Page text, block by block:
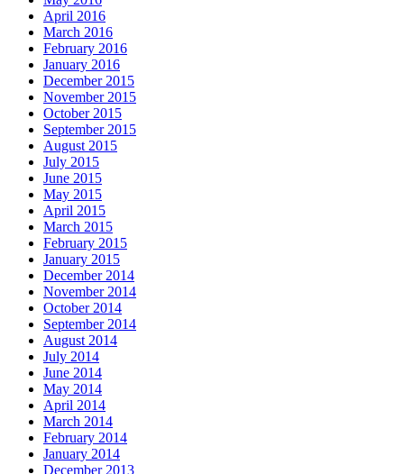
April 2016
March 2016
February 2016
January 2016
December 2015
November 2015
October 2015
September 2015
August 2015
July 2015
June 2015
May 2015
April 2015
March 2015
February 2015
January 2015
December 2014
November 2014
October 2014
September 2014
August 2014
July 2014
June 2014
May 2014
April 2014
March 2014
February 2014
January 2014
December 2013